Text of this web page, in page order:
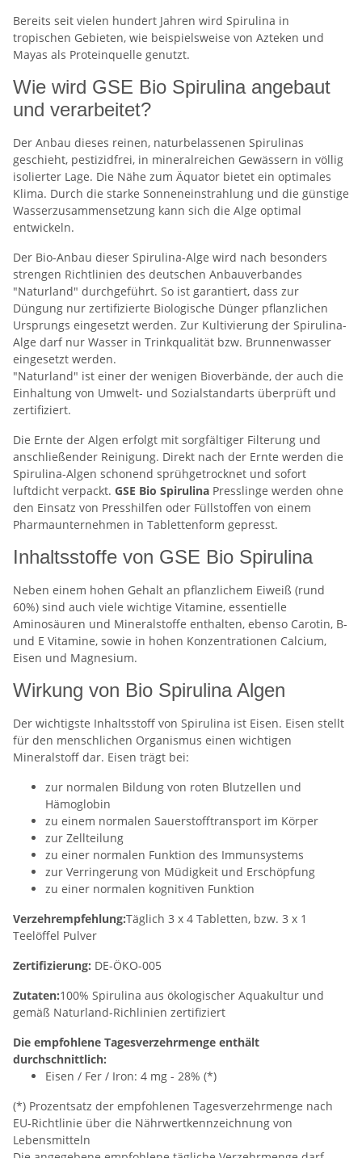
Bereits seit vielen hundert Jahren wird Spirulina in
tropischen Gebieten, wie beispielsweise von Azteken und
Mayas als Proteinquelle genutzt.
Wie wird GSE Bio Spirulina angebaut
und verarbeitet?
Der Anbau dieses reinen, naturbelassenen Spirulinas
geschieht, pestizidfrei, in mineralreichen Gewässern in völlig
isolierter Lage. Die Nähe zum Äquator bietet ein optimales
Klima. Durch die starke Sonneneinstrahlung und die günstige
Wasserzusammensetzung kann sich die Alge optimal
entwickeln.
Der Bio-Anbau dieser Spirulina-Alge wird nach besonders
strengen Richtlinien des deutschen Anbauverbandes
"Naturland" durchgeführt. So ist garantiert, dass zur
Düngung nur zertifizierte Biologische Dünger pflanzlichen
Ursprungs eingesetzt werden. Zur Kultivierung der Spirulina-
Alge darf nur Wasser in Trinkqualität bzw. Brunnenwasser
eingesetzt werden.
"Naturland" ist einer der wenigen Bioverbände, der auch die
Einhaltung von Umwelt- und Sozialstandarts überprüft und
zertifiziert.
Die Ernte der Algen erfolgt mit sorgfältiger Filterung und
anschließender Reinigung. Direkt nach der Ernte werden die
Spirulina-Algen schonend sprühgetrocknet und sofort
luftdicht verpackt. GSE Bio Spirulina Presslinge werden ohne
den Einsatz von Presshilfen oder Füllstoffen von einem
Pharmaunternehmen in Tablettenform gepresst.
Inhaltsstoffe von GSE Bio Spirulina
Neben einem hohen Gehalt an pflanzlichem Eiweiß (rund
60%) sind auch viele wichtige Vitamine, essentielle
Aminosäuren und Mineralstoffe enthalten, ebenso Carotin, B-
und E Vitamine, sowie in hohen Konzentrationen Calcium,
Eisen und Magnesium.
Wirkung von Bio Spirulina Algen
Der wichtigste Inhaltsstoff von Spirulina ist Eisen. Eisen stellt
für den menschlichen Organismus einen wichtigen
Mineralstoff dar. Eisen trägt bei:
zur normalen Bildung von roten Blutzellen und
Hämoglobin
zu einem normalen Sauerstofftransport im Körper
zur Zellteilung
zu einer normalen Funktion des Immunsystems
zur Verringerung von Müdigkeit und Erschöpfung
zu einer normalen kognitiven Funktion
Verzehrempfehlung:Täglich 3 x 4 Tabletten, bzw. 3 x 1
Teelöffel Pulver
Zertifizierung: DE-ÖKO-005
Zutaten:100% Spirulina aus ökologischer Aquakultur und
gemäß Naturland-Richlinien zertifiziert
Die empfohlene Tagesverzehrmenge enthält
durchschnittlich:
Eisen / Fer / Iron: 4 mg - 28% (*)
(*) Prozentsatz der empfohlenen Tagesverzehrmenge nach
EU-Richtlinie über die Nährwertkennzeichnung von
Lebensmitteln